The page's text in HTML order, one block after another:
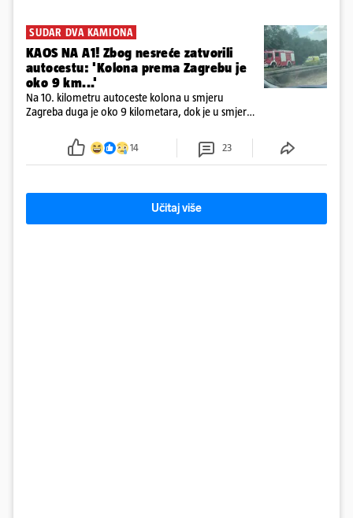
SUDAR DVA KAMIONA
KAOS NA A1! Zbog nesreće zatvorili
autocestu: 'Kolona prema Zagrebu je
oko 9 km...'
Na 10. kilometru autoceste kolona u smjeru
Zagreba duga je oko 9 kilometara, dok je u smjeru
14 23
Učitaj više